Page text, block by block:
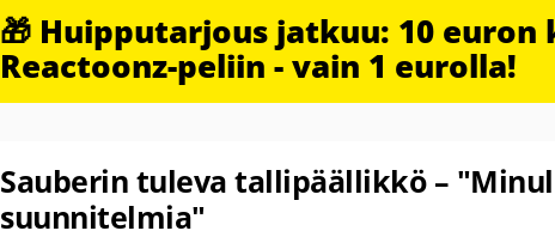
🎁 Huipputarjous jatkuu: 10
Reactoonz-peliin - vain 1 eurolla!
Sauberin tuleva tallipäällikkö –
suunnitelmia"